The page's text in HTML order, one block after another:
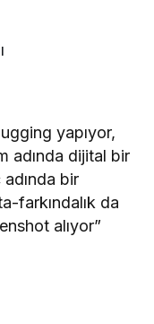
yapıyor,
adında dijital bir
bir
farkındalık da
alıyor”